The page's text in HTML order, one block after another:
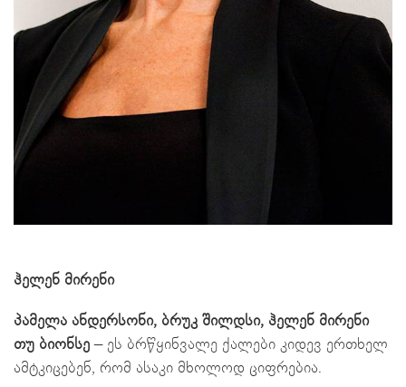
ჰელენ მირენი
პამელა ანდერსონი, ბრუკ შილდსი, ჰელენ მირენი
თუ ბიონსე – ეს ბრწყინვალე ქალები კიდევ ერთხელ
ამტკიცებენ, რომ ასაკი მხოლოდ ციფრებია.